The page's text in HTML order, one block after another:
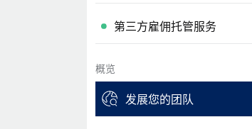
第三方雇佣托管服务
概览
发展您的团队